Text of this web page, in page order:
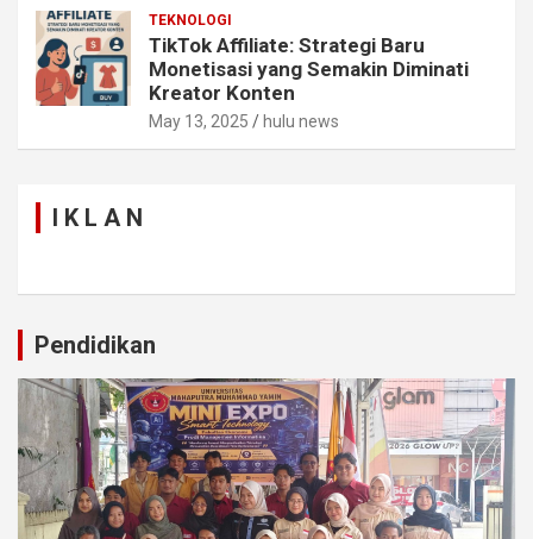
TEKNOLOGI
TikTok Affiliate: Strategi Baru
Monetisasi yang Semakin Diminati
Kreator Konten
May 13, 2025 hulu news
I K L A N
Pendidikan